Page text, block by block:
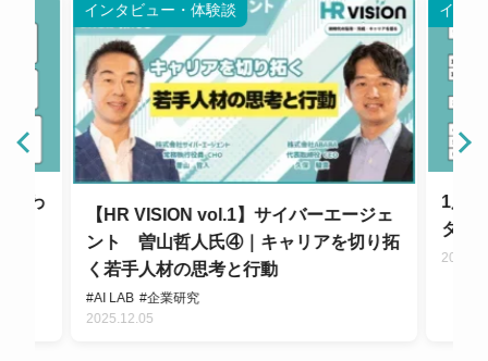
変わ
インタビュー・体験談
【HR VISION vol.1】サイバーエージェ
ント 曽山哲人氏④｜キャリアを切り拓
く若手人材の思考と行動
#AI LAB #企業研究
2025.12.05
イン
1度
ター